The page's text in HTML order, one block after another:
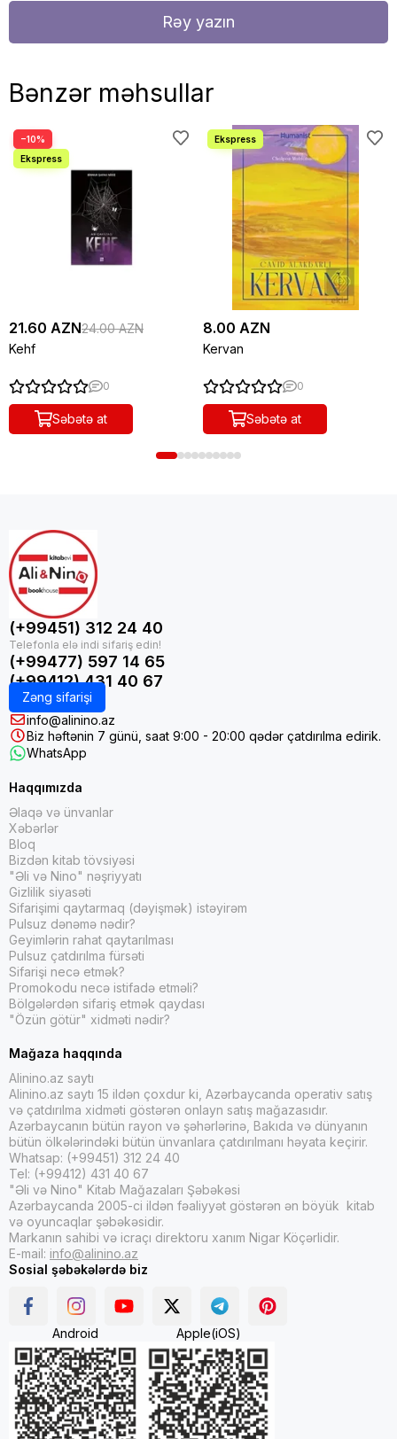
Rəy yazın
Bənzər məhsullar
−10%
21.60 AZN24.00 AZN
Kehf
0
Səbətə at
8.00 AZN
Kervan
0
Səbətə at
(+99451) 312 24 40
(+99477) 597 14 65
(+99412) 431 40 67
Zəng sifarişi
info@alinino.az
Biz həftənin 7 günü, saat 9:00 - 20:00 qədər çatdırılma edirik.
WhatsApp
Haqqımızda
Əlaqə və ünvanlar
Xəbərlər
Bloq
Bizdən kitab tövsiyəsi
"Əli və Nino" nəşriyyatı
Gizlilik siyasəti
Sifarişimi qaytarmaq (dəyişmək) istəyirəm
Pulsuz dənəmə nədir?
Geyimlərin rahat qaytarılması
Pulsuz çatdırılma fürsəti
Sifarişi necə etmək?
Promokodu necə istifadə etməli?
Bölgələrdən sifariş etmək qaydası
"Özün götür" xidməti nədir?
Mağaza haqqında
Alinino.az saytı
Alinino.az saytı 15 ildən çoxdur ki, Azərbaycanda operativ satış
və çatdırılma xidməti göstərən onlayn satış mağazasıdır.
Azərbaycanın bütün rayon və şəhərlərinə, Bakıda və dünyanın
bütün ölkələrindəki bütün ünvanlara çatdırılmanı həyata keçirir.
Whatsap: (+99451) 312 24 40
Tel: (+99412) 431 40 67
"Əli və Nino" Kitab Mağazaları Şəbəkəsi
Azərbaycanda 2005-ci ildən fəaliyyət göstərən ən böyük kitab
və oyuncaqlar şəbəkəsidir.
Markanın sahibi və icraçı direktoru xanım Nigar Köçərlidir.
E-mail: info@alinino.az
Sosial şəbəkələrdə biz
Android Apple(iOS)